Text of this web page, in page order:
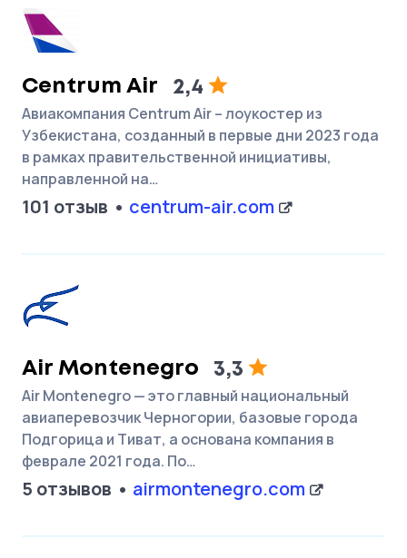
Centrum Air 2,4
Авиакомпания Centrum Air – лоукостер из
Узбекистана, созданный в первые дни 2023 года
в рамках правительственной инициативы,
направленной на…
101 отзыв centrum-air.com
Air Montenegro 3,3
Air Montenegro — это главный национальный
авиаперевозчик Черногории, базовые города
Подгорица и Тиват, а основана компания в
феврале 2021 года. По…
5 отзывов airmontenegro.com